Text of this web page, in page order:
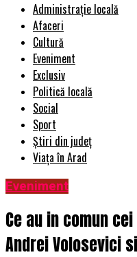
Administrație locală
Afaceri
Cultură
Eveniment
Exclusiv
Politică locală
Social
Sport
Știri din județ
Viața în Arad
Eveniment
Ce au in comun
Andrei Volosevici